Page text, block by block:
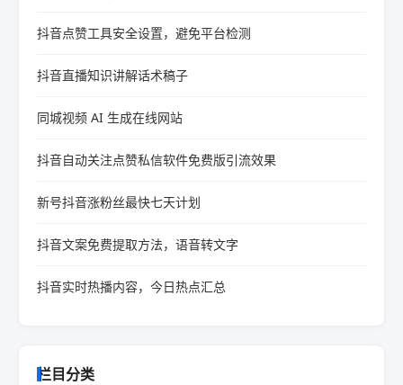
抖音点赞工具安全设置，避免平台检测
抖音直播知识讲解话术稿子
同城视频 AI 生成在线网站
抖音自动关注点赞私信软件免费版引流效果
新号抖音涨粉丝最快七天计划
抖音文案免费提取方法，语音转文字
抖音实时热播内容，今日热点汇总
栏目分类